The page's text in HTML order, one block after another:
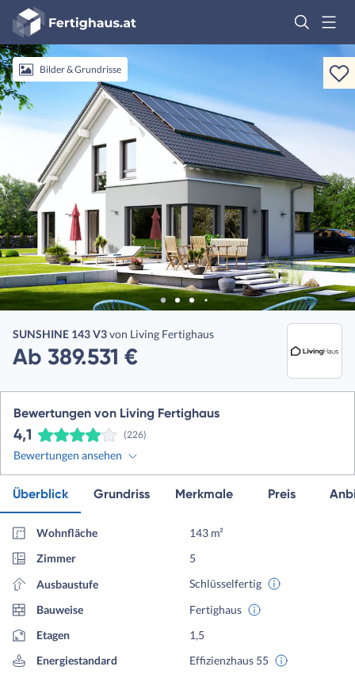
Fertighaus
Logo
AnmeldenBilder & Grundrisse
SUNSHINE 143 V3von Living Fertighaus
Ab 389.531 €
Bewertungen von Living Fertighaus
4,1 (226)
Bewertungen ansehen
Überblick Grundriss Merkmale Preis
Wohnfläche
143 m²
Zimmer
5
Ausbaustufe
Schlüsselfertig
Bauweise
Fertighaus
Etagen
1,5
Energiestandard
Effizienzhaus 55